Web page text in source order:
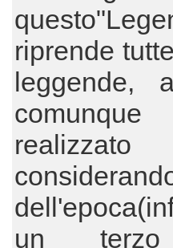
riprende
leggende,
un